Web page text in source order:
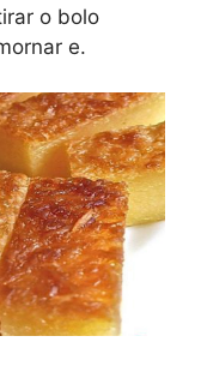
o bolo
e.